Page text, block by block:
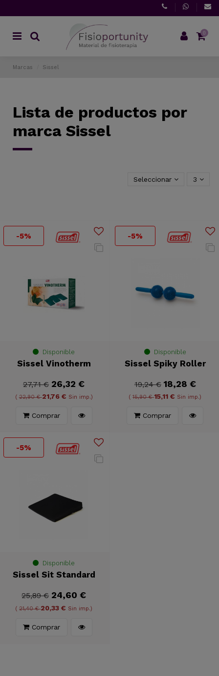
0
Marcas Sissel
Lista de productos por
marca Sissel
Seleccionar 3
-5%
Disponible
Sissel Vinotherm
27,71 € 26,32 €
(22,90 €21,76 € Sin imp.)
Comprar
-5%
Disponible
Sissel Spiky Roller
19,24 € 18,28 €
(15,90 €15,11 € Sin imp.)
Comprar
-5%
Disponible
Sissel Sit Standard
25,89 € 24,60 €
(21,40 €20,33 € Sin imp.)
Comprar